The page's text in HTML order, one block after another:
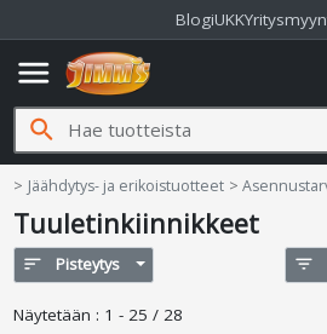
BlogiUKK
menu
search
Jimms.fi
Jäähdytys- ja erikoistuotteet
Tuuletinkiinnikkeet
sort Pisteytys filter_list
Näytetään : 1 - 25 / 28